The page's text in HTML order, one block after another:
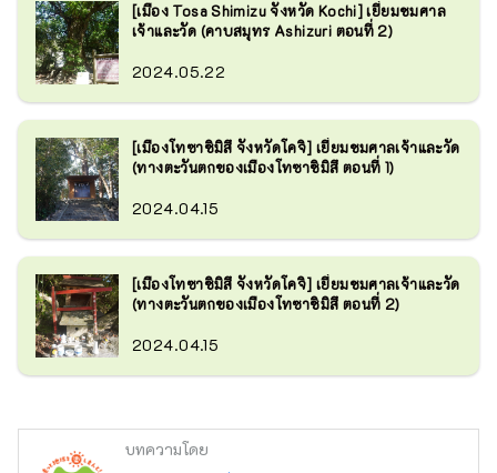
[เมือง Tosa Shimizu จังหวัด Kochi] เยี่ยมชมศาล
เจ้าและวัด (คาบสมุทร Ashizuri ตอนที่ 2)
2024.05.22
[เมืองโทซาชิมิสึ จังหวัดโคจิ] เยี่ยมชมศาลเจ้าและวัด
(ทางตะวันตกของเมืองโทซาชิมิสึ ตอนที่ 1)
2024.04.15
[เมืองโทซาชิมิสึ จังหวัดโคจิ] เยี่ยมชมศาลเจ้าและวัด
(ทางตะวันตกของเมืองโทซาชิมิสึ ตอนที่ 2)
2024.04.15
บทความโดย